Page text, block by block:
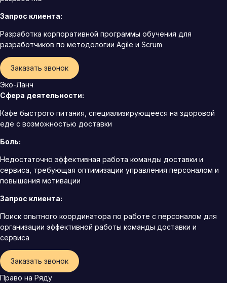
Запрос клиента:
Разработка корпоративной программы обучения для
разработчиков по методологии Agile и Scrum
Заказать звонок
Эко-Ланч
Сфера деятельности:
Кафе быстрого питания, специализирующееся на здоровой
еде с возможностью доставки
Боль:
Недостаточно эффективная работа команды доставки и
сервиса, требующая оптимизации управления персоналом и
повышения мотивации
Запрос клиента:
Поиск опытного координатора по работе с персоналом для
организации эффективной работы команды доставки и
сервиса
Заказать звонок
Право на Ряду